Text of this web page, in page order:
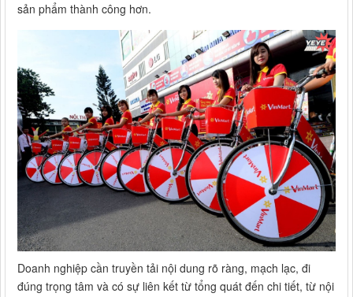
sản phẩm thành công hơn.
Doanh nghiệp cần truyền tải nội dung rõ ràng, mạch lạc, đi
đúng trọng tâm và có sự liên kết từ tổng quát đến chi tiết, từ nội